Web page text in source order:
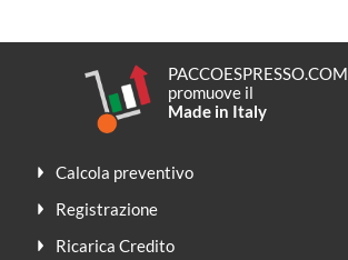
PACCOESPRESSO.COM
promuove il
Made in Italy
Calcola preventivo
Registrazione
Ricarica Credito